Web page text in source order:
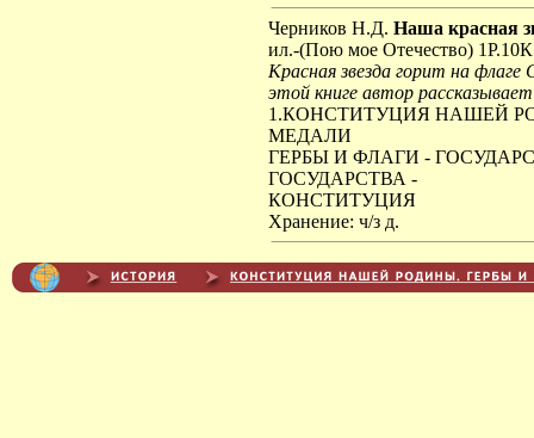
Черников Н.Д. Наша красная
ил.-(Пою мое Отечество)
Красная звезда горит на
этой книге автор
1.КОНСТИТУЦИЯ НАШЕЙ
МЕДАЛИ
ГЕРБЫ И ФЛАГИ -
ГОСУДАРСТВА -
КОНСТИТУЦИЯ
Хранение: ч/з д.